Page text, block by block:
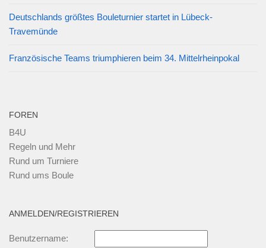
Deutschlands größtes Bouleturnier startet in Lübeck-
Travemünde
Französische Teams triumphieren beim 34. Mittelrheinpokal
FOREN
B4U
Regeln und Mehr
Rund um Turniere
Rund ums Boule
ANMELDEN/REGISTRIEREN
Benutzername: